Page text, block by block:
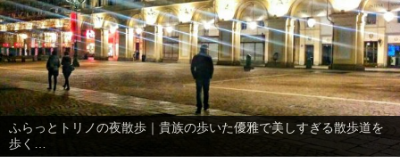
おすすめ！イタリア土産